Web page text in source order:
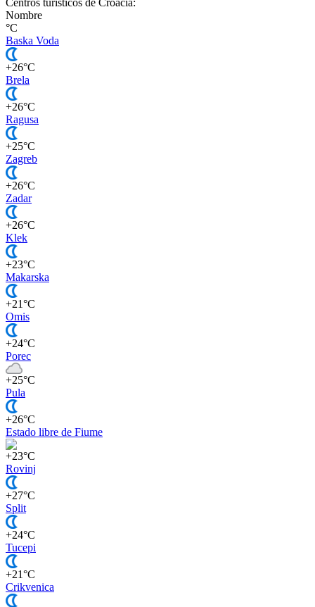
Centros turísticos de Croacia:
Nombre
°C
Baska Voda
+26°C
Brela
+26°C
Ragusa
+25°C
Zagreb
+26°C
Zadar
+26°C
Klek
+23°C
Makarska
+21°C
Omis
+24°C
Porec
+25°C
Pula
+26°C
Estado libre de Fiume
+23°C
Rovinj
+27°C
Split
+24°C
Tucepi
+21°C
Crikvenica